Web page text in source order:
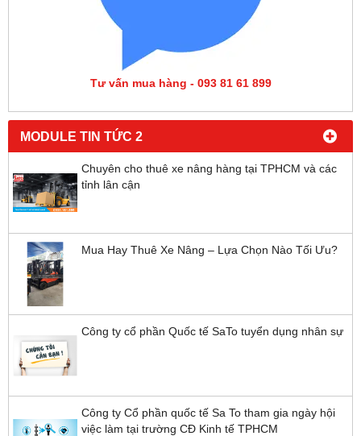
Tư vấn mua hàng - 093 81 61 899
MODULE TIN TỨC 2
Chuyên cho thuê xe nâng hàng tại TPHCM và các
tỉnh lân cận
Mua Hay Thuê Xe Nâng – Lựa Chọn Nào Tối Ưu?
Công ty cổ phần Quốc tế SaTo tuyển dụng nhân sự
Công ty Cổ phần quốc tế Sa To tham gia ngày hội
việc làm tại trường CĐ Kinh tế TPHCM